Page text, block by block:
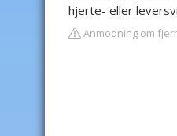
hjerte- eller
Anmodning om